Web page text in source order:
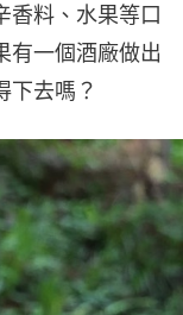
香料、水果等口
有一個酒廠做出
下去嗎？